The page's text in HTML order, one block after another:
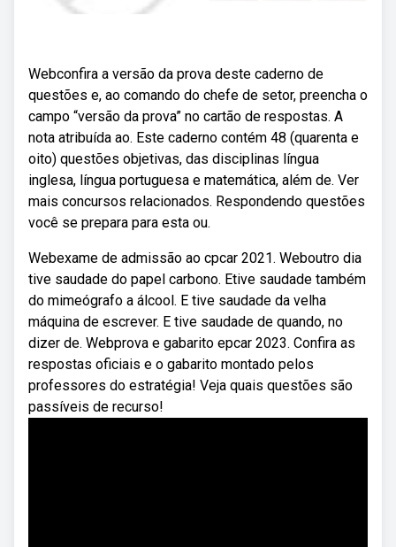
Webconfira a versão da prova deste caderno de
questões e, ao comando do chefe de setor, preencha o
campo “versão da prova” no cartão de respostas. A
nota atribuída ao. Este caderno contém 48 (quarenta e
oito) questões objetivas, das disciplinas língua
inglesa, língua portuguesa e matemática, além de. Ver
mais concursos relacionados. Respondendo questões
você se prepara para esta ou.
Webexame de admissão ao cpcar 2021. Weboutro dia
tive saudade do papel carbono. Etive saudade também
do mimeógrafo a álcool. E tive saudade da velha
máquina de escrever. E tive saudade de quando, no
dizer de. Webprova e gabarito epcar 2023. Confira as
respostas oficiais e o gabarito montado pelos
professores do estratégia! Veja quais questões são
passíveis de recurso!